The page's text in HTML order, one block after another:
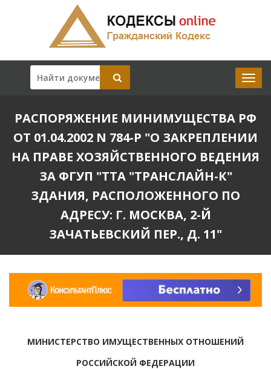
РАСПОРЯЖЕНИЕ МИНИМУЩЕСТВА РФ
ОТ 01.04.2002 N 784-Р "О ЗАКРЕПЛЕНИИ
НА ПРАВЕ ХОЗЯЙСТВЕННОГО ВЕДЕНИЯ
ЗА ФГУП "ТТА "ТРАНСЛАЙН-К"
ЗДАНИЯ, РАСПОЛОЖЕННОГО ПО
АДРЕСУ: Г. МОСКВА, 2-Й
ЗАЧАТЬЕВСКИЙ ПЕР., Д. 11"
МИНИСТЕРСТВО ИМУЩЕСТВЕННЫХ ОТНОШЕНИЙ
РОССИЙСКОЙ ФЕДЕРАЦИИ